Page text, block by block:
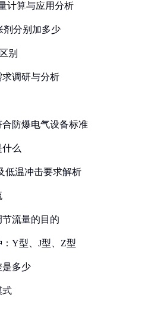
计算与应用分析
剂分别加多少
别
调研与分析
防爆电气设备标准
么
低温冲击要求解析
流量的目的
Y型、J型、Z型
是多少
式